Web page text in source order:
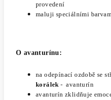
provedení
maluji speciálními
O avanturínu:
na odepínací ozdobě se
korálek - avanturín
avanturín zklidňuje